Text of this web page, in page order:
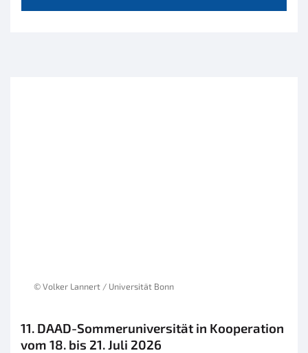
© Volker Lannert / Universität Bonn
11. DAAD-Sommeruniversität in Kooperation
vom 18. bis 21. Juli 2026